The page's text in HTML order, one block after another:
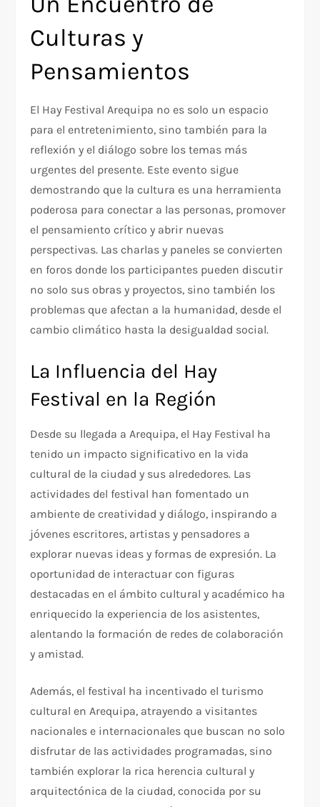
Culturas y
Pensamientos
El Hay Festival Arequipa no es solo un espacio
para el entretenimiento, sino también para la
reflexión y el diálogo sobre los temas más
urgentes del presente. Este evento sigue
demostrando que la cultura es una herramienta
poderosa para conectar a las personas, promover
el pensamiento crítico y abrir nuevas
perspectivas. Las charlas y paneles se convierten
en foros donde los participantes pueden discutir
no solo sus obras y proyectos, sino también los
problemas que afectan a la humanidad, desde el
cambio climático hasta la desigualdad social.
La Influencia del Hay
Festival en la Región
Desde su llegada a Arequipa, el Hay Festival ha
tenido un impacto significativo en la vida
cultural de la ciudad y sus alrededores. Las
actividades del festival han fomentado un
ambiente de creatividad y diálogo, inspirando a
jóvenes escritores, artistas y pensadores a
explorar nuevas ideas y formas de expresión. La
oportunidad de interactuar con figuras
destacadas en el ámbito cultural y académico ha
enriquecido la experiencia de los asistentes,
alentando la formación de redes de colaboración
y amistad.
Además, el festival ha incentivado el turismo
cultural en Arequipa, atrayendo a visitantes
nacionales e internacionales que buscan no solo
disfrutar de las actividades programadas, sino
también explorar la rica herencia cultural y
arquitectónica de la ciudad, conocida por su